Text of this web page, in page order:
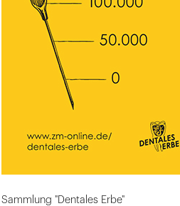
Sammlung "Dentales Erbe"